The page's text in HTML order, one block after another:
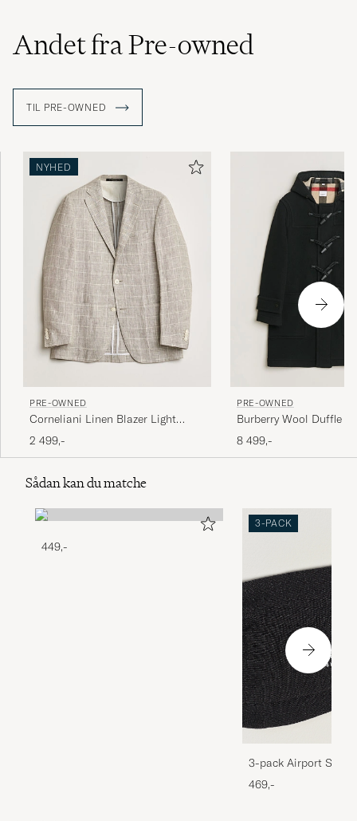
Andet fra Pre-owned
TIL PRE-OWNED
NYHED
PRE-OWNED
Corneliani Linen Blazer Light
Beige Check 48
2 499,-
PRE-OWNED
Burberry Wool Duffle
50
8 499,-
Sådan kan du matche
449,-
3-PACK
3-pack Airport
Melange
469,-